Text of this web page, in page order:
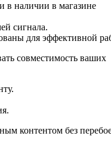
в наличии в магазине
сигнала.
для эффективной
совместимость ваших
контентом без